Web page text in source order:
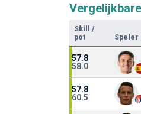
Skill
/
pot
Speler
57.8
58.0
57.8
60.5